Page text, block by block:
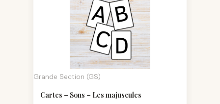
Grande Section (GS)
Cartes – Sons – Les majuscules